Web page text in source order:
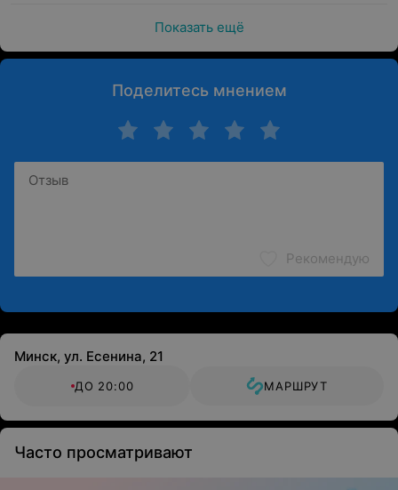
Показать ещё
Поделитесь мнением
Рекомендую
Минск, ул. Есенина, 21
ДО 20:00 МАРШРУТ
Часто просматривают